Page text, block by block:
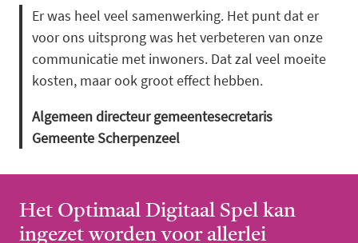
Er was heel veel samenwerking. Het punt dat er
voor ons uitsprong was het verbeteren van onze
communicatie met inwoners. Dat zal veel moeite
kosten, maar ook groot effect hebben.
Algemeen directeur gemeentesecretaris
Gemeente Scherpenzeel
Het Optimaal Digitaal Spel kan
ingezet worden voor allerlei